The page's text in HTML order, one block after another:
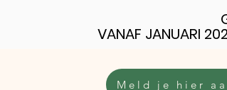
VANAF JANUARI
Meld je hier